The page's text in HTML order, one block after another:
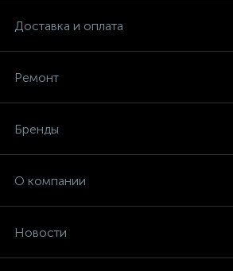
Доставка и оплата
Ремонт
Бренды
О компании
Новости